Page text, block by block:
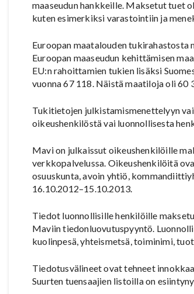
maaseudun hankkeille. Maksetut tuet
kuten esimerkiksi varastointiin ja
Euroopan maatalouden tukirahastosta
Euroopan maaseudun kehittämisen
EU:n rahoittamien tukien lisäksi
vuonna 67 118. Näistä maatiloja oli 60
Tukitietojen julkistamismenettelyyn
oikeushenkilöstä vai luonnollisesta
Mavi on julkaissut oikeushenkilöille
verkkopalvelussa. Oikeushenkilöitä
osuuskunta, avoin yhtiö,
16.10.2012–15.10.2013.
Tiedot luonnollisille henkilöille
Maviin tiedonluovutuspyyntö.
kuolinpesä, yhteismetsä, toiminimi,
Tiedotusvälineet ovat tehneet
Suurten tuensaajien listoilla on